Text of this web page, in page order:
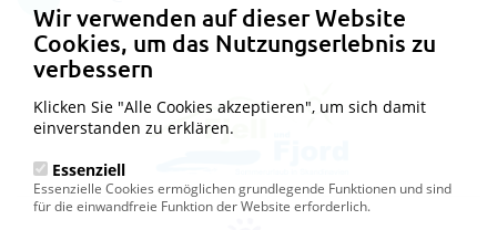
Wir verwenden auf dieser Website
Cookies, um das Nutzungserlebnis zu
verbessern
Klicken Sie "Alle Cookies akzeptieren", um sich damit
einverstanden zu erklären.
Essenziell
Essenzielle Cookies ermöglichen grundlegende Funktionen und sind
für die einwandfreie Funktion der Website erforderlich.